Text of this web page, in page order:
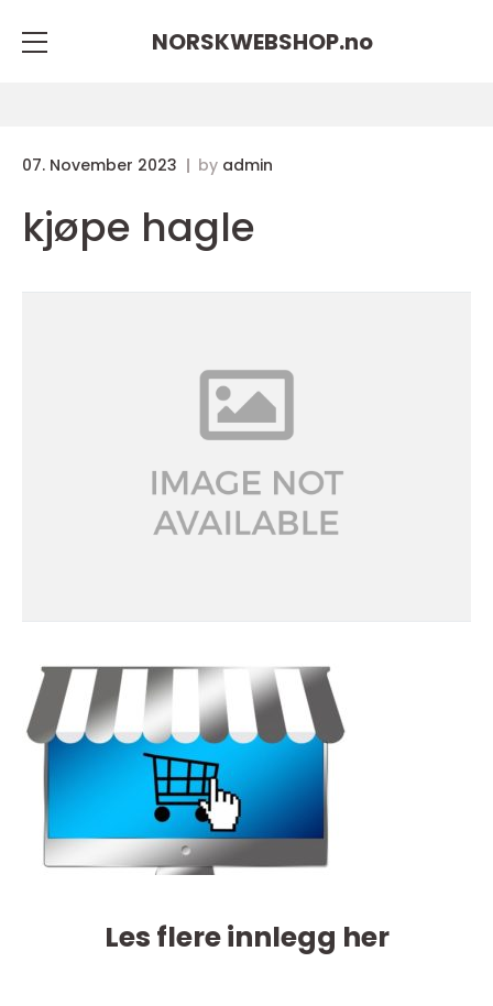
NORSKWEBSHOP.no
07. November 2023 by admin
kjøpe hagle
Les flere innlegg her